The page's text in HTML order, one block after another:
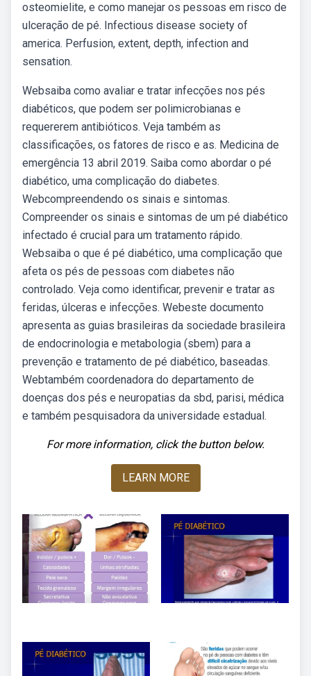
osteomielite, e como manejar os pessoas em risco de
ulceração de pé. Infectious disease society of
america. Perfusion, extent, depth, infection and
sensation.
Websaiba como avaliar e tratar infecções nos pés
diabéticos, que podem ser polimicrobianas e
requererem antibióticos. Veja também as
classificações, os fatores de risco e as. Medicina de
emergência 13 abril 2019. Saiba como abordar o pé
diabético, uma complicação do diabetes.
Webcompreendendo os sinais e sintomas.
Compreender os sinais e sintomas de um pé diabético
infectado é crucial para um tratamento rápido.
Websaiba o que é pé diabético, uma complicação que
afeta os pés de pessoas com diabetes não
controlado. Veja como identificar, prevenir e tratar as
feridas, úlceras e infecções. Webeste documento
apresenta as guias brasileiras da sociedade brasileira
de endocrinologia e metabologia (sbem) para a
prevenção e tratamento de pé diabético, baseadas.
Webtambém coordenadora do departamento de
doenças dos pés e neuropatias da sbd, parisi, médica
e também pesquisadora da universidade estadual.
For more information, click the button below.
LEARN MORE